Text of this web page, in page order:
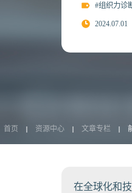
#组织力诊
2024.07.01
首页 资源中心 文章专栏
在全球化和